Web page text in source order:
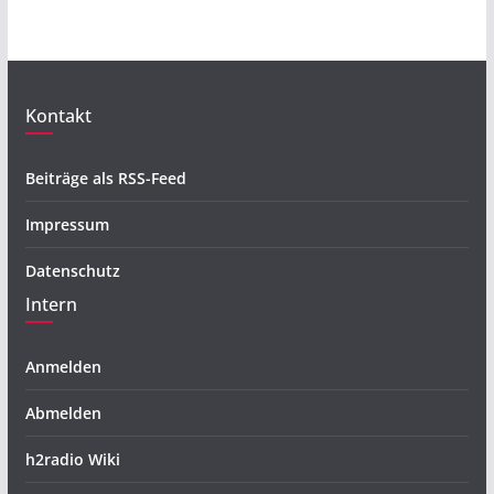
Kontakt
Beiträge als RSS-Feed
Impressum
Datenschutz
Intern
Anmelden
Abmelden
h2radio Wiki